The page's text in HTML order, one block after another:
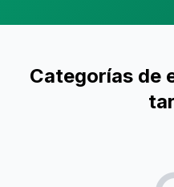
Categorías de